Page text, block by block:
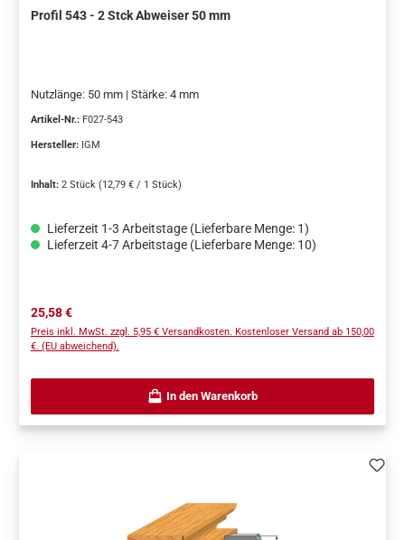
Profil 543 - 2 Stck Abweiser 50 mm
Nutzlänge: 50 mm | Stärke: 4 mm
Artikel-Nr.: F027-543
Hersteller: IGM
Inhalt: 2 Stück (12,79 € / 1 Stück)
Lieferzeit 1-3 Arbeitstage (Lieferbare Menge: 1)
Lieferzeit 4-7 Arbeitstage (Lieferbare Menge: 10)
Regulärer Preis:
25,58 €
Preis inkl. MwSt. zzgl. 5,95 € Versandkosten. Kostenloser Versand ab 150,00
€. (EU abweichend).
In den Warenkorb